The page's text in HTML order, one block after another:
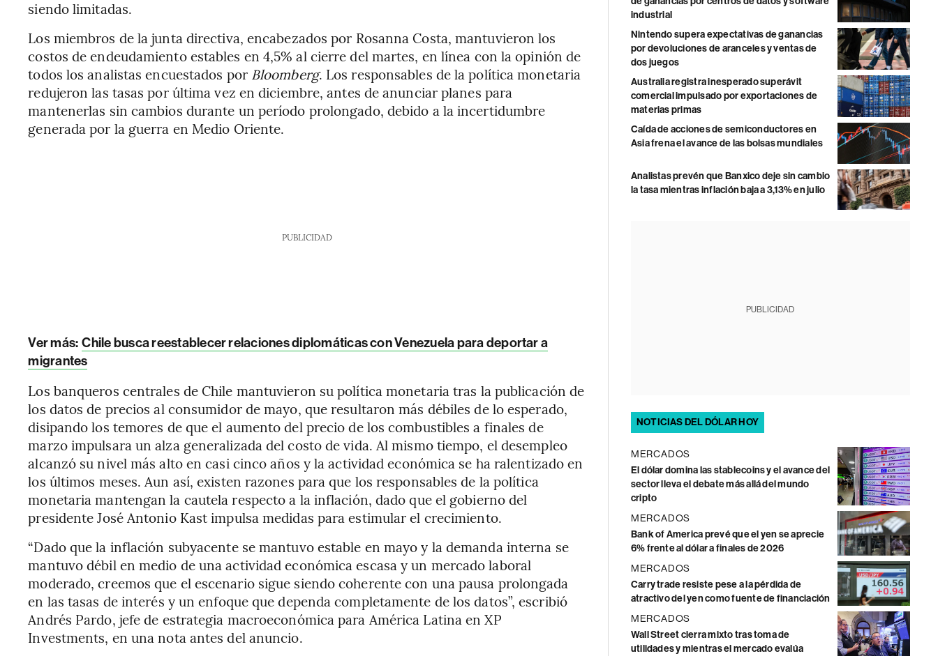
siendo limitadas.
Los miembros de la junta directiva, encabezados por Rosanna Costa, mantuvieron los
costos de endeudamiento estables en 4,5% al ​​cierre del martes, en línea con la opinión de
todos los analistas encuestados por Bloomberg. Los responsables de la política monetaria
redujeron las tasas por última vez en diciembre, antes de anunciar planes para
mantenerlas sin cambios durante un período prolongado, debido a la incertidumbre
generada por la guerra en Medio Oriente.
PUBLICIDAD
Ver más: Chile busca reestablecer relaciones diplomáticas con Venezuela para deportar a
migrantes
Los banqueros centrales de Chile mantuvieron su política monetaria tras la publicación de
los datos de precios al consumidor de mayo, que resultaron más débiles de lo esperado,
disipando los temores de que el aumento del precio de los combustibles a finales de
marzo impulsara un alza generalizada del costo de vida. Al mismo tiempo, el desempleo
alcanzó su nivel más alto en casi cinco años y la actividad económica se ha ralentizado en
los últimos meses. Aun así, existen razones para que los responsables de la política
monetaria mantengan la cautela respecto a la inflación, dado que el gobierno del
presidente José Antonio Kast impulsa medidas para estimular el crecimiento.
“Dado que la inflación subyacente se mantuvo estable en mayo y la demanda interna se
mantuvo débil en medio de una actividad económica escasa y un mercado laboral
moderado, creemos que el escenario sigue siendo coherente con una pausa prolongada
en las tasas de interés y un enfoque que dependa completamente de los datos”, escribió
Andrés Pardo, jefe de estrategia macroeconómica para América Latina en XP
Investments, en una nota antes del anuncio.
industrial
Nintendo supera expectativas de ganancias
por devoluciones de aranceles y ventas de
dos juegos
Australia registra inesperado superávit
comercial impulsado por exportaciones de
materias primas
Caída de acciones de semiconductores en
Asia frena el avance de las bolsas mundiales
Analistas prevén que Banxico deje sin cambio
la tasa mientras inflación baja a 3,13% en julio
PUBLICIDAD
NOTICIAS DEL DÓLAR HOY
MERCADOS
El dólar domina las stablecoins y el avance del
sector lleva el debate más allá del mundo
cripto
MERCADOS
Bank of America prevé que el yen se aprecie
6% frente al dólar a finales de 2026
MERCADOS
Carry trade resiste pese a la pérdida de
atractivo del yen como fuente de financiación
MERCADOS
Wall Street cierra mixto tras toma de
utilidades y mientras el mercado evalúa